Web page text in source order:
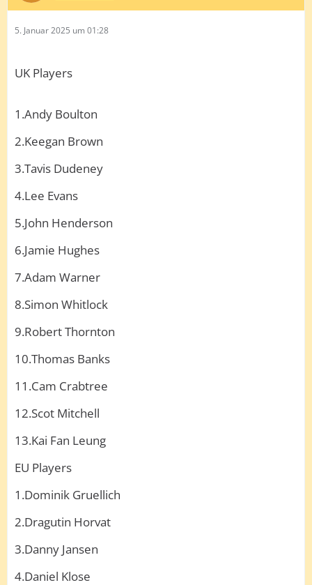
5. Januar 2025 um 01:28
UK Players
1.Andy Boulton
2.Keegan Brown
3.Tavis Dudeney
4.Lee Evans
5.John Henderson
6.Jamie Hughes
7.Adam Warner
8.Simon Whitlock
9.Robert Thornton
10.Thomas Banks
11.Cam Crabtree
12.Scot Mitchell
13.Kai Fan Leung
EU Players
1.Dominik Gruellich
2.Dragutin Horvat
3.Danny Jansen
4.Daniel Klose